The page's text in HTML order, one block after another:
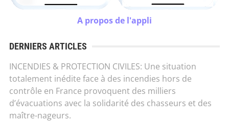
A propos de l'appli
DERNIERS ARTICLES
INCENDIES & PROTECTION CIVILES: Une situation
totalement inédite face à des incendies hors de
contrôle en France provoquent des milliers
d’évacuations avec la solidarité des chasseurs et des
maître-nageurs.